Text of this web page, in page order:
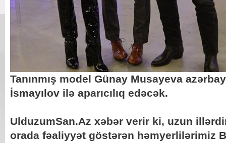
Tanınmış model Günay Musayeva
İsmayılov ilə aparıcılıq edəcək.
UlduzumSan.Az xəbər verir ki, uzun
orada fəaliyyət göstərən həmyerlilərimiz